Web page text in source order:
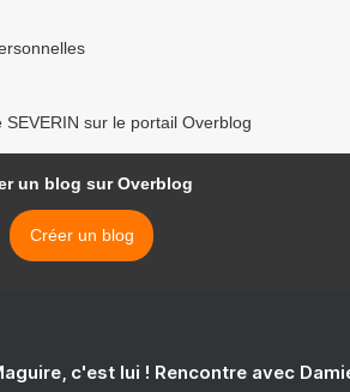
SEVERIN sur le portail Overblog
un blog sur Overblog
Créer un blog
c'est lui ! Rencontre avec